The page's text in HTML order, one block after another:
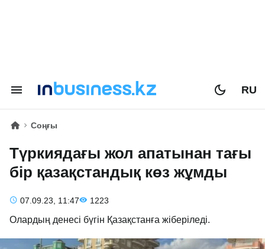
RU
Соңғы
Түркиядағы жол апатынан тағы
бір қазақстандық көз жұмды
07.09.23, 11:47 1223
Олардың денесі бүгін Қазақстанға жіберіледі.